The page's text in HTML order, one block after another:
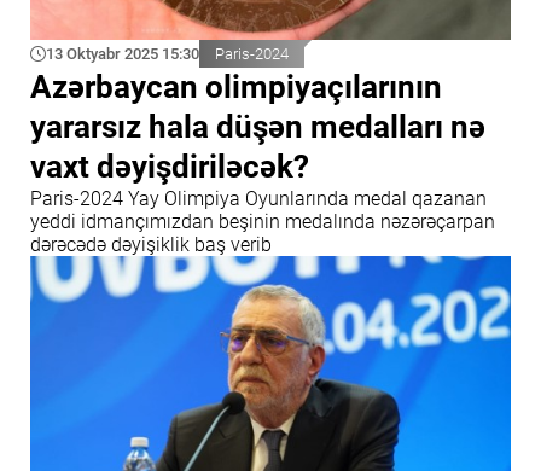
13 Oktyabr 2025 15:30 Paris-2024
Azərbaycan olimpiyaçılarının
yararsız hala düşən medalları nə
vaxt dəyişdiriləcək?
Paris-2024 Yay Olimpiya Oyunlarında medal qazanan
yeddi idmançımızdan beşinin medalında nəzərəçarpan
dərəcədə dəyişiklik baş verib